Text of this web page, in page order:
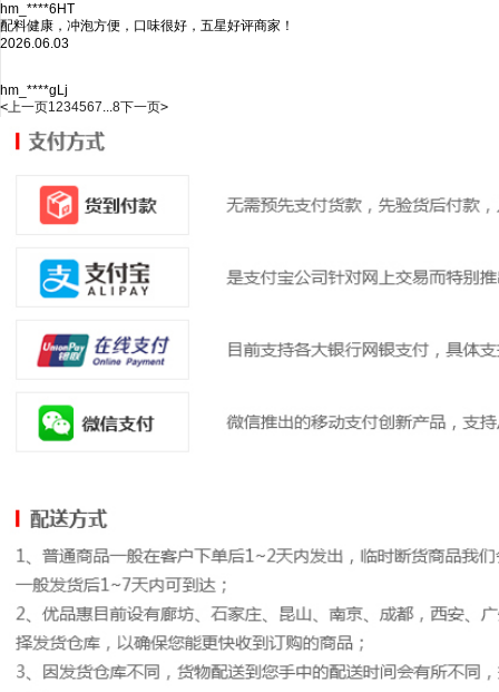
hm_****6HT
配料健康，冲泡方便，口味很好，五星好评商家！
2026.06.03
hm_****gLj
<上一页1234567...8下一页>